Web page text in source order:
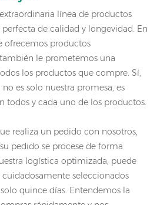
línea de productos
de calidad y longevidad. En
ofrecemos productos
le prometemos una
los productos que compre. Sí,
es solo nuestra promesa, es
todos y cada uno de los productos.
realiza un pedido con nosotros,
pedido se procese de forma
logística optimizada, puede
cuidadosamente seleccionados
quince días. Entendemos la